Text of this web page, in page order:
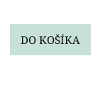
DO KOŠÍKA